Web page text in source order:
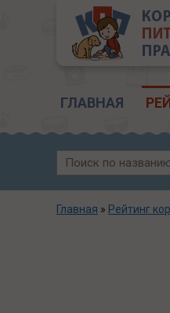
ГЛАВНАЯ
Главная » Рейтинг